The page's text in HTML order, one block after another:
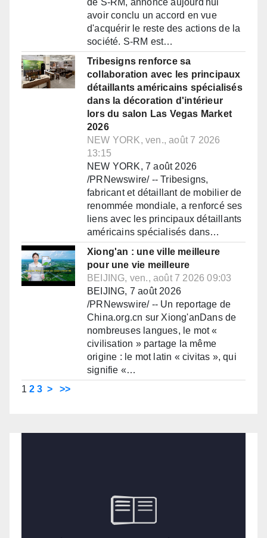
de S-RM, annonce aujourd'hui
avoir conclu un accord en vue
d'acquérir le reste des actions de la
société. S-RM est…
Tribesigns renforce sa
collaboration avec les principaux
détaillants américains spécialisés
dans la décoration d'intérieur
lors du salon Las Vegas Market
2026
NEW YORK, ven., août 7 2026
13:15
NEW YORK, 7 août 2026
/PRNewswire/ -- Tribesigns,
fabricant et détaillant de mobilier de
renommée mondiale, a renforcé ses
liens avec les principaux détaillants
américains spécialisés dans…
Xiong'an : une ville meilleure
pour une vie meilleure
BEIJING, ven., août 7 2026 09:03
BEIJING, 7 août 2026
/PRNewswire/ -- Un reportage de
China.org.cn sur Xiong'anDans de
nombreuses langues, le mot «
civilisation » partage la même
origine : le mot latin « civitas », qui
signifie «…
1 2 3 > >>